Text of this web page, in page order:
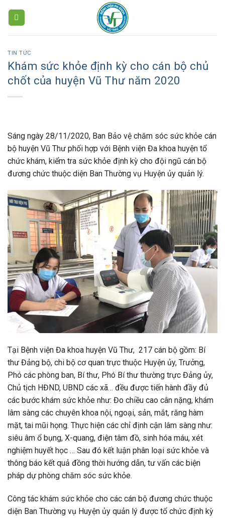
TIN TỨC
Khám sức khỏe định kỳ cho cán bộ chủ
chốt của huyện Vũ Thư năm 2020
Sáng ngày 28/11/2020, Ban Bảo vệ chăm sóc sức khỏe cán
bộ huyện Vũ Thư phối hợp với Bệnh viện Đa khoa huyện tổ
chức khám, kiểm tra sức khỏe định kỳ cho đội ngũ cán bộ
đương chức thuộc diện Ban Thường vụ Huyện ủy quản lý.
Tại Bệnh viện Đa khoa huyện Vũ Thư, 217 cán bộ gồm: Bí
thư Đảng bộ, chi bộ cơ quan trực thuộc Huyện ủy, Trưởng,
Phó các phòng ban, Bí thư, Phó Bí thư thường trực Đảng ủy,
Chủ tịch HĐND, UBND các xã… đều được tiến hành đầy đủ
các bước khám sức khỏe như: Đo chiều cao cân nặng, khám
lâm sàng các chuyên khoa nội, ngoại, sản, mắt, răng hàm
mặt, tai mũi họng. Thực hiện các chỉ định cận lâm sàng như:
siêu âm ổ bụng, X-quang, điện tâm đồ, sinh hóa máu, xét
nghiệm huyết học … Sau đó kết luận phân loại sức khỏe và
thông báo kết quả đồng thời hướng dẫn, tư vấn các biện
pháp dự phòng chăm sóc sức khỏe.
Công tác khám sức khỏe cho các cán bộ đương chức thuộc
diện Ban Thường vụ Huyện ủy quản lý được tổ chức định kỳ